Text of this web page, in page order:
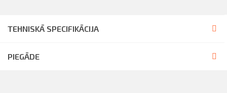
TEHNISKĀ SPECIFIKĀCIJA
PIEGĀDE